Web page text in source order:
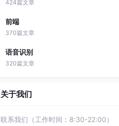
424篇文章
前端
370篇文章
语音识别
320篇文章
关于我们
联系我们（工作时间：8:30-22:00）